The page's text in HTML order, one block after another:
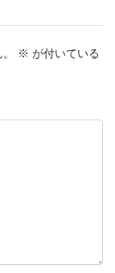
※ が付いている